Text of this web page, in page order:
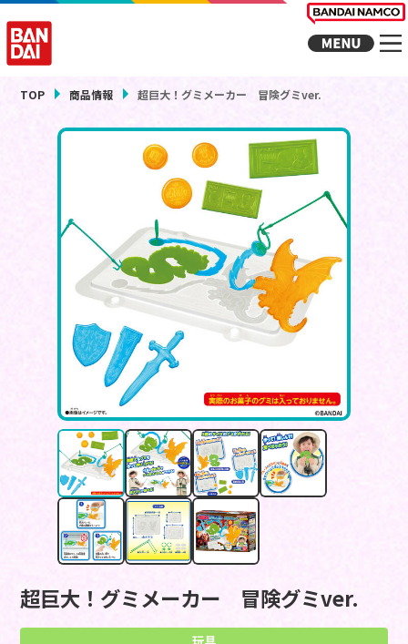
TOP 商品情報 超巨大！グミメーカー 冒険グミver.
超巨大！グミメーカー 冒険グミver.